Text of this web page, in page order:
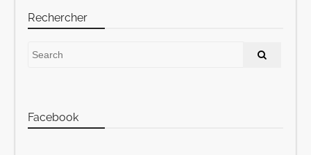
Rechercher
Facebook